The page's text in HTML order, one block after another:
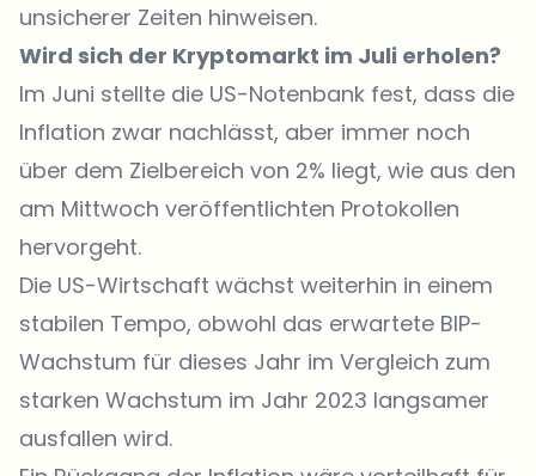
unsicherer Zeiten hinweisen.
Wird sich der Kryptomarkt im Juli erholen?
Im Juni stellte die US-Notenbank fest, dass die
Inflation zwar nachlässt, aber immer noch
über dem Zielbereich von 2% liegt, wie aus den
am Mittwoch veröffentlichten Protokollen
hervorgeht.
Die US-Wirtschaft wächst weiterhin in einem
stabilen Tempo, obwohl das erwartete BIP-
Wachstum für dieses Jahr im Vergleich zum
starken Wachstum im Jahr 2023 langsamer
ausfallen wird.